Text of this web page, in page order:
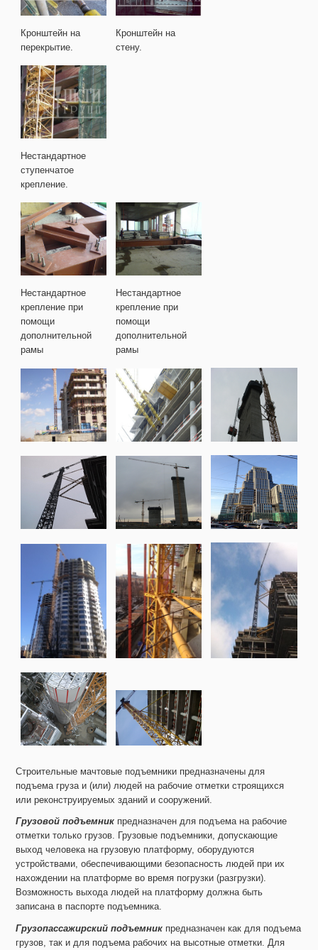
Кронштейн на
перекрытие.
Кронштейн на
стену.
Нестандартное
ступенчатое
крепление.
Нестандартное
крепление при
помощи
дополнительной
рамы
Нестандартное
крепление при
помощи
дополнительной
рамы
Строительные мачтовые подъемники предназначены для
подъема груза и (или) людей на рабочие отметки строящихся
или реконструируемых зданий и сооружений.
Грузовой подъемник предназначен для подъема на рабочие
отметки только грузов. Грузовые подъемники, допускающие
выход человека на грузовую платформу, оборудуются
устройствами, обеспечивающими безопасность людей при их
нахождении на платформе во время погрузки (разгрузки).
Возможность выхода людей на платформу должна быть
записана в паспорте подъемника.
Грузопассажирский подъемник предназначен как для подъема
грузов, так и для подъема рабочих на высотные отметки. Для